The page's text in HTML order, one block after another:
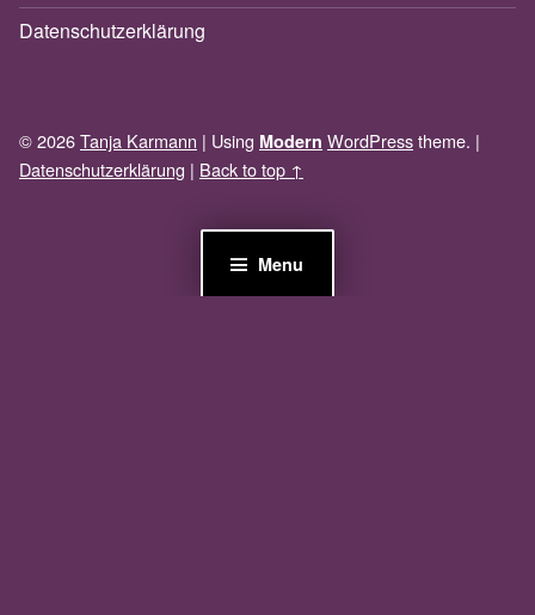
Menu
Datenschutzerklärung
© 2026Tanja Karmann | Using Modern WordPresstheme. |
Datenschutzerklärung | Back to top ↑